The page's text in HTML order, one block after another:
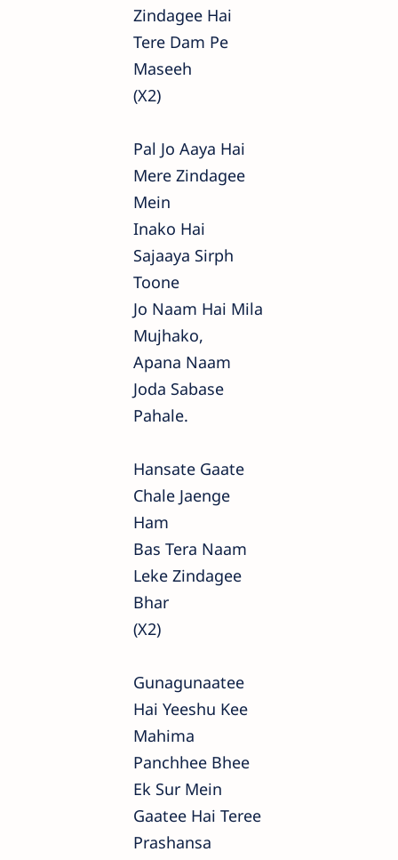
Zindagee Hai
Tere Dam Pe
Maseeh
(x2)
Pal Jo Aaya Hai
Mere Zindagee
Mein
Inako Hai
Sajaaya Sirph
Toone
Jo Naam Hai Mila
Mujhako,
Apana Naam
Joda Sabase
Pahale.
Hansate Gaate
Chale Jaenge
Ham
Bas Tera Naam
Leke Zindagee
Bhar
(x2)
Gunagunaatee
Hai Yeeshu Kee
Mahima
Panchhee Bhee
Ek Sur Mein
Gaatee Hai Teree
Prashansa